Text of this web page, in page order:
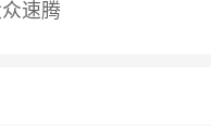
速腾